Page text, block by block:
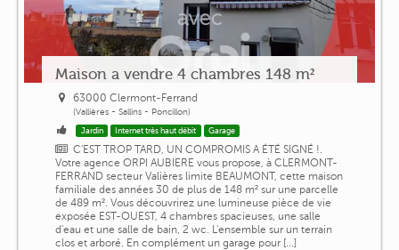
Maison a vendre 4 chambres 148 m²
63000 Clermont-Ferrand
(Vallières - Sallins - Poncillon)
Jardin Internet très haut débit Garage
C'EST TROP TARD, UN COMPROMIS A ÉTÉ SIGNÉ !.
Votre agence ORPI AUBIERE vous propose, à CLERMONT-
FERRAND secteur Valières limite BEAUMONT, cette maison
familiale des années 30 de plus de 148 m² sur une parcelle
de 489 m². Vous découvrirez une lumineuse pièce de vie
exposée EST-OUEST, 4 chambres spacieuses, une salle
d'eau et une salle de bain, 2 wc. L'ensemble sur un terrain
clos et arboré. En complément un garage pour [...]